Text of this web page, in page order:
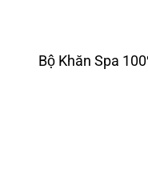
Bộ Khăn Spa